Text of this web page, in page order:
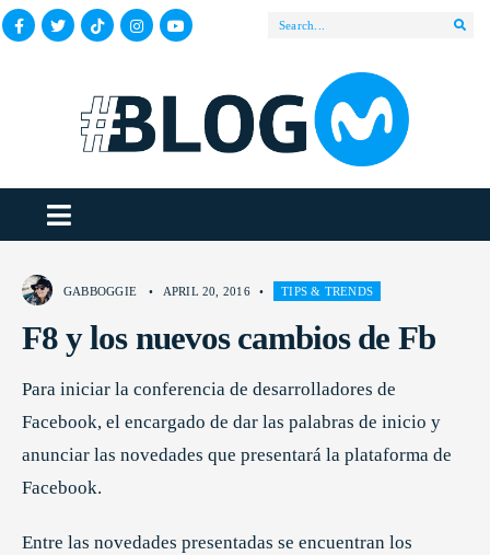
GABBOGGIE • APRIL 20, 2016 • TIPS & TRENDS
F8 y los nuevos cambios de Fb
Para iniciar la conferencia de desarrolladores de
Facebook, el encargado de dar las palabras de inicio y
anunciar las novedades que presentará la plataforma de
Facebook.
Entre las novedades presentadas se encuentran los